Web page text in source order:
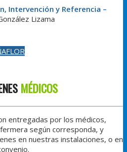
Intervención y Referencia –
Lizama
MÉDICOS
entregadas por los médicos,
según corresponda, y
en nuestras instalaciones, o en